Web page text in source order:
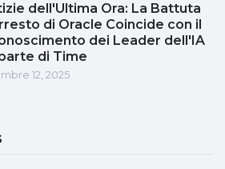
dell'Ultima Ora: La Battuta
di Oracle Coincide con il
dei Leader dell'IA
di Time
12, 2025